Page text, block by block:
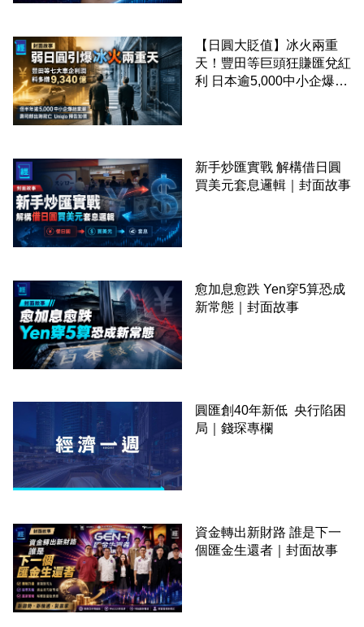
【日圓大貶值】冰火兩重
天！豐田等巨頭狂賺匯兌紅
利 日本逾5,000中小企爆結
新手炒匯實戰 解構借日圓
買美元套息邏輯｜封面故事
愈加息愈跌 Yen穿5算恐成
新常態｜封面故事
圓匯創40年新低 央行陷困
局｜錢琛專欄
資金轉出新財路 誰是下一
個匯金生還者｜封面故事